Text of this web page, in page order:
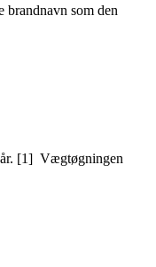
som den
år. [1] Vægtøgningen